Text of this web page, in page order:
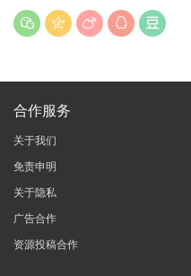
合作服务
关于我们
免责申明
关于隐私
广告合作
资源投稿合作